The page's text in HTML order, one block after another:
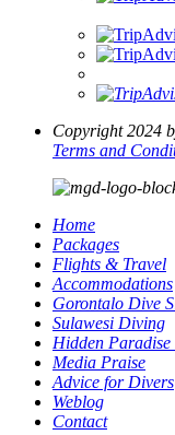
Copyright 2024
Terms and
Home
Packages
Flights & Travel
Accommodations
Gorontalo Dive
Sulawesi Diving
Hidden Paradise
Media Praise
Advice for Divers
Weblog
Contact